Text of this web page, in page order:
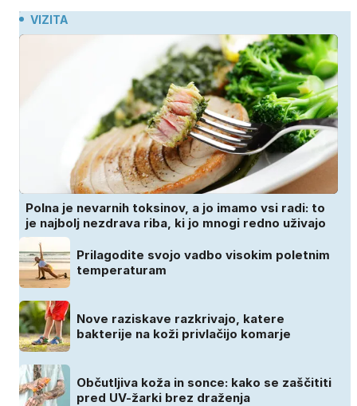
VIZITA
Polna je nevarnih toksinov, a jo imamo vsi radi: to
je najbolj nezdrava riba, ki jo mnogi redno uživajo
Prilagodite svojo vadbo visokim poletnim
temperaturam
Nove raziskave razkrivajo, katere
bakterije na koži privlačijo komarje
Občutljiva koža in sonce: kako se zaščititi
pred UV-žarki brez draženja